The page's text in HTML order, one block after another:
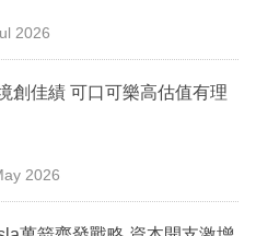
2026
創佳績 可口可樂高估值有理
2026